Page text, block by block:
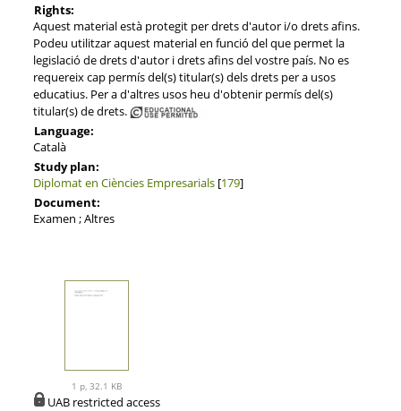
Rights:
Aquest material està protegit per drets d'autor i/o drets afins.
Podeu utilitzar aquest material en funció del que permet la
legislació de drets d'autor i drets afins del vostre país. No es
requereix cap permís del(s) titular(s) dels drets per a usos
educatius. Per a d'altres usos heu d'obtenir permís del(s)
titular(s) de drets.
Language:
Català
Study plan:
Diplomat en Ciències Empresarials[179]
Document:
Examen ; Altres
1 p, 32.1 KB
UAB restricted access